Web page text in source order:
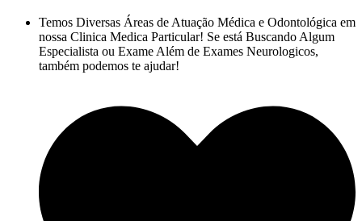
Temos Diversas Áreas de Atuação Médica e Odontológica em
nossa Clinica Medica Particular! Se está Buscando Algum
Especialista ou Exame Além de Exames Neurologicos,
também podemos te ajudar!